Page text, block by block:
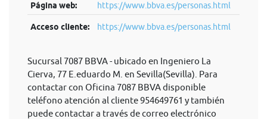
Página web: https://www.bbva.es/personas.html
Acceso cliente: https://www.bbva.es/personas.html
Sucursal 7087 BBVA - ubicado en Ingeniero La
Cierva, 77 E.eduardo M. en Sevilla(Sevilla). Para
contactar con Oficina 7087 BBVA disponible
teléfono atención al cliente 954649761 y también
puede contactar a través de correo electrónico